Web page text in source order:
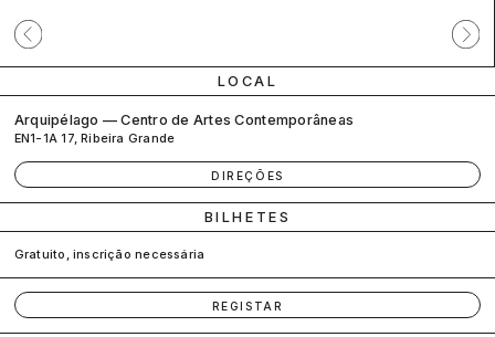
LOCAL
Arquipélago — Centro de Artes Contemporâneas
EN1-1A 17, Ribeira Grande
DIREÇÕES
BILHETES
Gratuito, inscrição necessária
REGISTAR